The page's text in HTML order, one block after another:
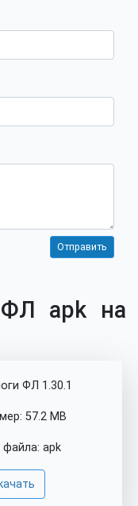
ФЛ apk на
ФЛ 1.30.1
57.2 MB
файла: apk